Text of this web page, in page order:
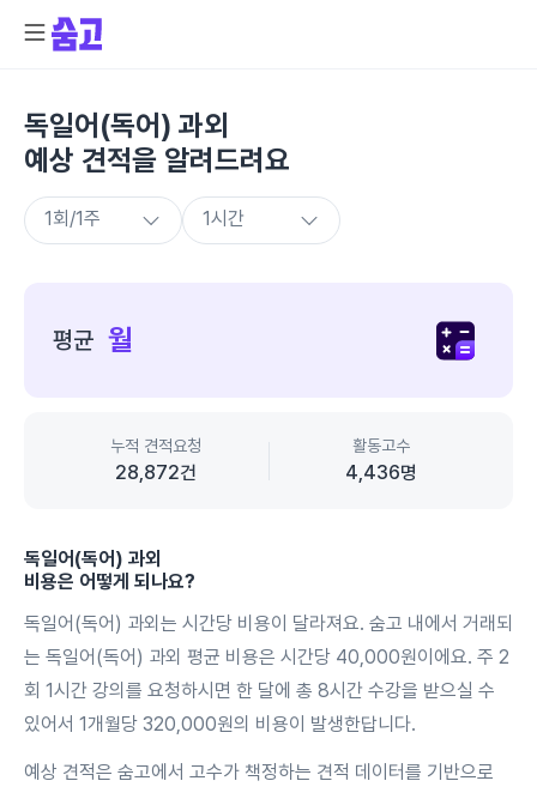
독일어(독어) 과외
예상 견적을 알려드려요
평균 월
누적 견적요청
28,872건
활동고수
4,436명
독일어(독어) 과외
비용은 어떻게 되나요?
독일어(독어) 과외는 시간당 비용이 달라져요. 숨고 내에서 거래되
는 독일어(독어) 과외 평균 비용은 시간당 40,000원이에요. 주 2
회 1시간 강의를 요청하시면 한 달에 총 8시간 수강을 받으실 수
있어서 1개월당 320,000원의 비용이 발생한답니다.
예상 견적은 숨고에서 고수가 책정하는 견적 데이터를 기반으로